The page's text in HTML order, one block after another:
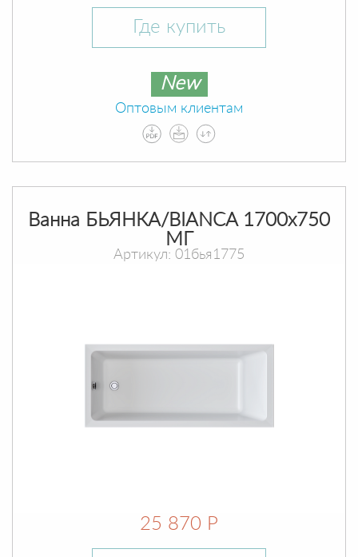
Где купить
New
Оптовым клиентам
Ванна БЬЯНКА/BIANCA 1700х750
МГ
Артикул: 01бья1775
25 870 Р